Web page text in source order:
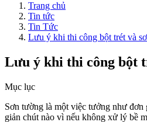
Trang chủ
Tin tức
Tin Tức
Lưu ý khi thi công bột trét và
Lưu ý khi thi công bột
Mục lục
Sơn tường là một việc tưởng như
giản chút nào vì nếu không xử lý bề